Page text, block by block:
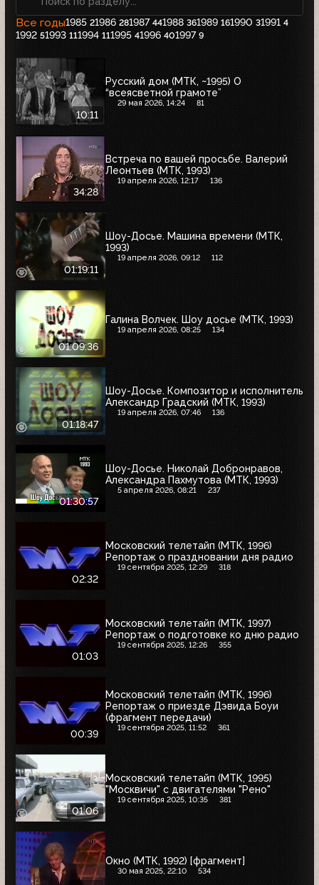
Все годы1985 21986 281987 441988 361989 161990 31991 4
1992 51993 111994 111995 41996 401997 9
10:11
Русский дом (МТК, ~1995) О
“всеясветной грамоте”
29 мая 2026, 14:24 81
34:28
Встреча по вашей просьбе. Валерий
Леонтьев (МТК, 1993)
19 апреля 2026, 12:17 136
01:19:11
Шоу-Досье. Машина времени (МТК,
1993)
19 апреля 2026, 09:12 112
01:09:36
Галина Волчек. Шоу досье (МТК, 1993)
19 апреля 2026, 08:25 134
01:18:47
Шоу-Досье. Композитор и исполнитель
Александр Градский (МТК, 1993)
19 апреля 2026, 07:46 136
01:30:57
Шоу-Досье. Николай Добронравов,
Александра Пахмутова (МТК, 1993)
5 апреля 2026, 08:21 237
02:32
Московский телетайп (МТК, 1996)
Репортаж о праздновании дня радио
19 сентября 2025, 12:29 318
01:03
Московский телетайп (МТК, 1997)
Репортаж о подготовке кo дню радио
19 сентября 2025, 12:26 355
00:39
Московский телетайп (МТК, 1996)
Репортаж о приезде Дэвида Боуи
(фрагмент передачи)
19 сентября 2025, 11:52 361
01:06
Московский телетайп (МТК, 1995)
"Москвичи" с двигателями "Рено"
19 сентября 2025, 10:35 381
Окно (МТК, 1992) [фрагмент]
30 мая 2025, 22:10 534